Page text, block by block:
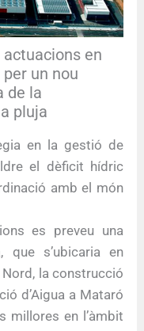
actuacions en
un nou
de la
pluja
en la gestió de
el dèficit hídric
amb el món
es preveu una
que s’ubicaria en
Nord, la construcció
d’Aigua a Mataró
millores en l’àmbit